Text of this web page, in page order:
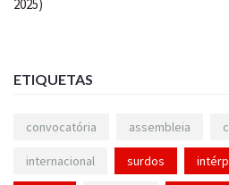
ETIQUETAS
convocatória assembleia
internacional surdos